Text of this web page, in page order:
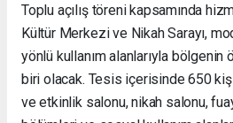
Toplu açılış töreni kapsamında
Kültür Merkezi ve Nikah Sarayı,
yönlü kullanım alanlarıyla
biri olacak. Tesis içerisinde 650
ve etkinlik salonu, nikah salonu,